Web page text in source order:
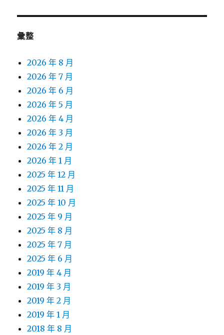
彙整
2026 年 8 月
2026 年 7 月
2026 年 6 月
2026 年 5 月
2026 年 4 月
2026 年 3 月
2026 年 2 月
2026 年 1 月
2025 年 12 月
2025 年 11 月
2025 年 10 月
2025 年 9 月
2025 年 8 月
2025 年 7 月
2025 年 6 月
2019 年 4 月
2019 年 3 月
2019 年 2 月
2019 年 1 月
2018 年 8 月